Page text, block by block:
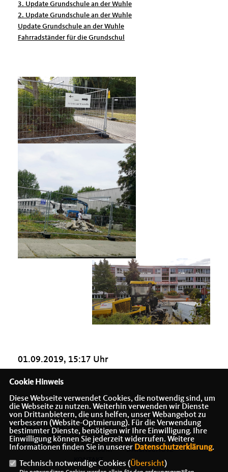
3. Update Grundschule an der Wuhle
2. Update Grundschule an der Wuhle
Update Grundschule an der Wuhle
Fahrradständer für die Grundschul
01.09.2019, 15:17 Uhr
IMPRESSUM
DATENSCHUTZ
KONTAKT
Cookie Hinweis
Diese Webseite verwendet Cookies, die notwendig sind, um
die Webseite zu nutzen. Weiterhin verwenden wir Dienste
von Drittanbietern, die uns helfen, unser Webangebot zu
verbessern (Website-Optmierung). Für die Verwendung
bestimmter Dienste, benötigen wir Ihre Einwilligung. Ihre
Einwilligung können Sie jederzeit widerrufen. Weitere
Informationen finden Sie in unserer Datenschutzerklärung.
Technisch notwendige Cookies (Übersicht)